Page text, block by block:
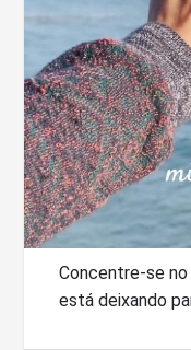
Concentre-se
está deixando